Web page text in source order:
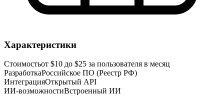
Характеристики
Стоимостьот $10 до $25 за пользователя в месяц
РазработкаРоссийское ПО (Реестр РФ)
ИнтеграцияОткрытый API
ИИ-возможностиВстроенный ИИ